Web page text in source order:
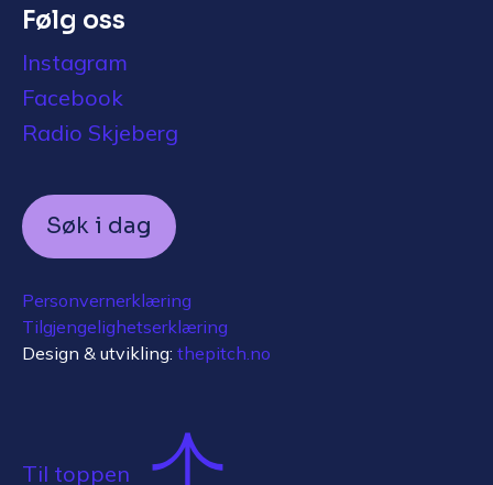
Følg oss
Instagram
Facebook
Radio Skjeberg
Søk i dag
Personvernerklæring
Tilgjengelighetserklæring
Design & utvikling: thepitch.no
Til toppen